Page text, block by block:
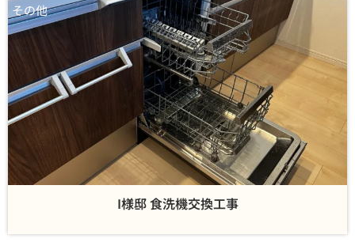
その他
I様邸 食洗機交換工事